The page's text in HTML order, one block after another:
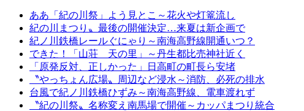
ああ「紀の川祭」よう見とこ～花火や灯篭流し
紀の川まつり〟最後の開催決定…来夏は新企画で
紀ノ川鉄橋レールぐにゃり～南海高野線開通いつ？
できた！「山荘 天の里」～丹生都比売神社近く
「原発反対、正しかった」日高町の町長ら安堵
〝やっちょん広場〟周辺など浸水～消防、必死の排水
台風で紀ノ川鉄橋ひずみ～南海高野線、電車渡れず
〝紀の川祭〟名称変え南馬場で開催～カッパまつり統合